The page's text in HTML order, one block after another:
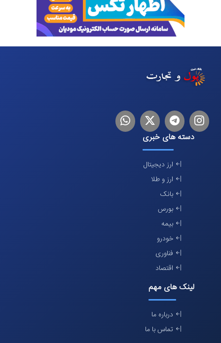
اینستاگرام
تلگرام توییترلینکدین
دسته های خبری
ارز دیجیتال
ارز و طلا
بانک
بورس
بیمه
خودرو
فناوری
اقتصاد
لینک های مهم
درباره ما
تماس با ما